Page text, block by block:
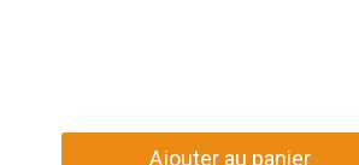
Ajouter au panier